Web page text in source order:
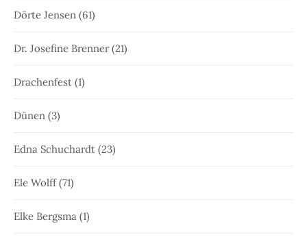
Dörte Jensen (61)
Dr. Josefine Brenner(21)
Drachenfest (1)
Dünen (3)
Edna Schuchardt (23)
Ele Wolff(71)
Elke Bergsma (1)